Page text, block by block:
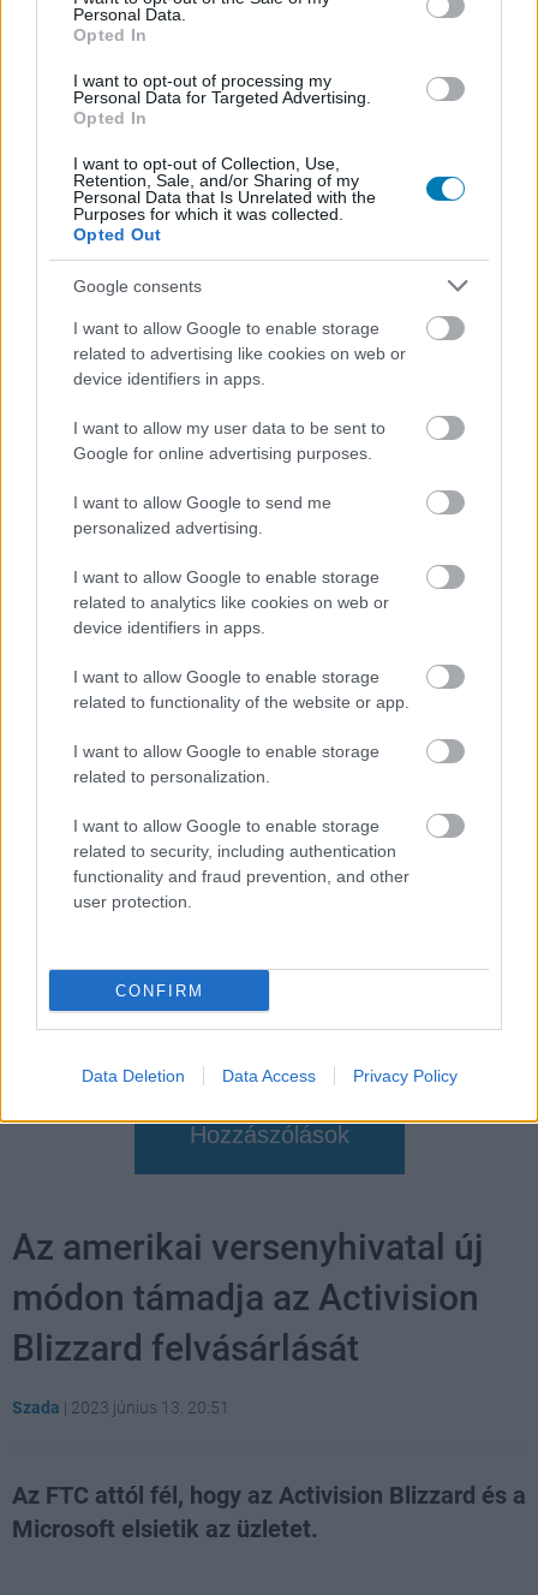
Personal Data.
Opted In
I want to opt-out of processing my
Personal Data for Targeted Advertising.
Opted In
I want to opt-out of Collection, Use,
Retention, Sale, and/or Sharing of my
Personal Data that Is Unrelated with the
Purposes for which it was collected.
Opted Out
Google consents
I want to allow Google to enable storage
related to advertising like cookies on web or
device identifiers in apps.
I want to allow my user data to be sent to
Google for online advertising purposes.
I want to allow Google to send me
personalized advertising.
I want to allow Google to enable storage
related to analytics like cookies on web or
device identifiers in apps.
I want to allow Google to enable storage
related to functionality of the website or app.
I want to allow Google to enable storage
related to personalization.
I want to allow Google to enable storage
related to security, including authentication
functionality and fraud prevention, and other
user protection.
CONFIRM
Data Deletion Data Access Privacy Policy
elsősorban a sorozat rajongói fognak nagyon szeretni.
Szépen fut, izgalmas, minőségi, nem csak a lehúzásra
játszik, gyönyörű a látványvilága (megfelelően erős
készülékeken), összességében egész ígéretes. A zárt
(Magyarország nincs köztük), de
érdemes, hátha egy következő körben nekünk is
megadatik a lehetőség.
SMASH by Meló-Diák: Homok, zene és a nyár legjobb
hangulata – Jön a második forduló! (X)
Július végén folytatódik a balatoni strandröplabda-
#the division resurgence
iOS
The Division Resurgence
AMI TETSZETT
AMI NEM TETSZETT
Hozzászólások
Az amerikai versenyhivatal új
módon támadja az Activision
Blizzard felvásárlását
Szada | 2023 június 13. 20:51
Az FTC attól fél, hogy az Activision Blizzard és a
Microsoft elsietik az üzletet.